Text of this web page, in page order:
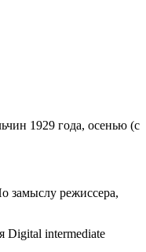
1929 года, осенью (с
замыслу режиссера,
Digital intermediate